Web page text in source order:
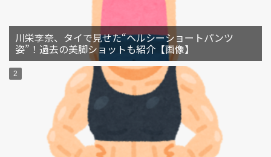
川栄李奈、タイで見せた“ヘルシーショートパンツ
姿”！過去の美脚ショットも紹介【画像】